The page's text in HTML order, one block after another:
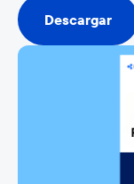
Descargar
Descargar